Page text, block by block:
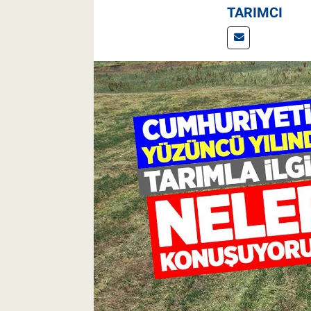
TARIMCI
Et fiyatları
Tarım Bilgisi
Yetiştirici Soruyor
Dünyada Tarım
Üretici Birlikleri
Şeker ve Şekerli Mamüller
Tahıllar ve Baklagiller